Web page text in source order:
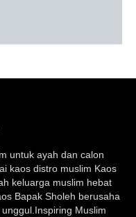
untuk ayah dan calon
kaos distro muslim Kaos
keluarga muslim hebat
Bapak Sholeh berusaha
Muslim